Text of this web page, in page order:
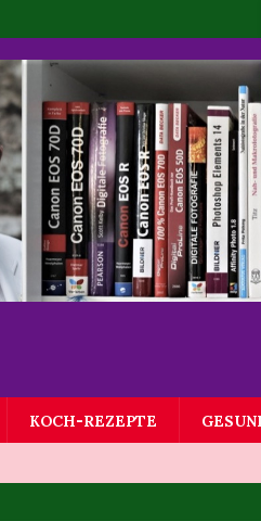
KOCH-REZEPTE